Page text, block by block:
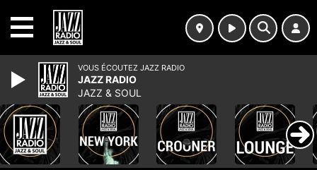
VOUS ÉCOUTEZ JAZZ RADIO
JAZZ RADIO
JAZZ & SOUL